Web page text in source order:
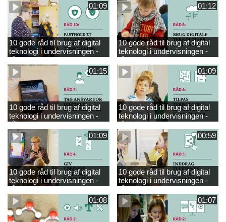
01:09
10 gode råd til brug af digital
teknologi i undervisningen -
råd 10
01:12
10 gode råd til brug af digital
teknologi i undervisningen -
råd 8
01:15
10 gode råd til brug af digital
teknologi i undervisningen -
råd 7
01:09
10 gode råd til brug af digital
teknologi i undervisningen -
råd 6
01:09
10 gode råd til brug af digital
teknologi i undervisningen -
råd 4
00:59
10 gode råd til brug af digital
teknologi i undervisningen -
råd 5
01:08
01:07